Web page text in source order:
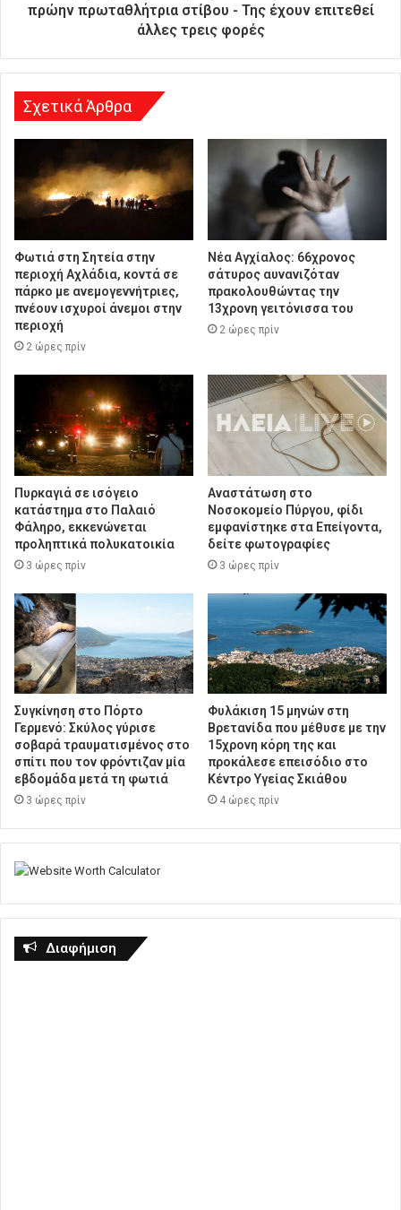
πρώην πρωταθλήτρια στίβου - Της έχουν επιτεθεί
άλλες τρεις φορές
Σχετικά Άρθρα
Φωτιά στη Σητεία στην
περιοχή Αχλάδια, κοντά σε
πάρκο με ανεμογεννήτριες,
πνέουν ισχυροί άνεμοι στην
περιοχή
2 ώρες πρίν
Νέα Αγχίαλος: 66χρονος
σάτυρος αυνανιζόταν
πρακολουθώντας την
13χρονη γειτόνισσα του
2 ώρες πρίν
Πυρκαγιά σε ισόγειο
κατάστημα στο Παλαιό
Φάληρο, εκκενώνεται
προληπτικά πολυκατοικία
3 ώρες πρίν
Αναστάτωση στο
Νοσοκομείο Πύργου, φίδι
εμφανίστηκε στα Επείγοντα,
δείτε φωτογραφίες
3 ώρες πρίν
Συγκίνηση στο Πόρτο
Γερμενό: Σκύλος γύρισε
σοβαρά τραυματισμένος στο
σπίτι που τον φρόντιζαν μία
εβδομάδα μετά τη φωτιά
3 ώρες πρίν
Φυλάκιση 15 μηνών στη
Βρετανίδα που μέθυσε με την
15χρονη κόρη της και
προκάλεσε επεισόδιο στο
Κέντρο Υγείας Σκιάθου
4 ώρες πρίν
Διαφήμιση